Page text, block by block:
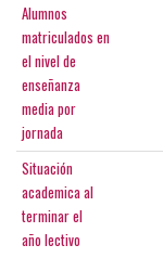
Alumnos
matriculados en
el nivel de
enseñanza
media por
jornada
Situación
academica al
terminar el
año lectivo